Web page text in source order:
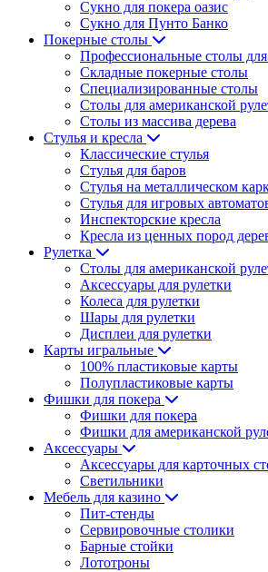
Сукно для покера оазис
Сукно для Пунто Банко
Покерные столы
Профессиональные столы
Складные покерные столы
Специализированные столы
Столы для американской
Столы из массива дерева
Стулья и кресла
Классические стулья
Стулья для баров
Стулья на металлическом
Стулья для игровых
Инспекторские кресла
Кресла из ценных пород
Рулетка
Столы для американской
Аксессуары для рулетки
Колеса для рулетки
Шары для рулетки
Дисплеи для рулетки
Карты игральные
100% пластиковые карты
Полупластиковые карты
Фишки для покера
Фишки для покера
Фишки для американской
Аксессуары
Аксессуары для карточных
Светильники
Мебель для казино
Пит-стенды
Сервировочные столики
Барные стойки
Лототроны